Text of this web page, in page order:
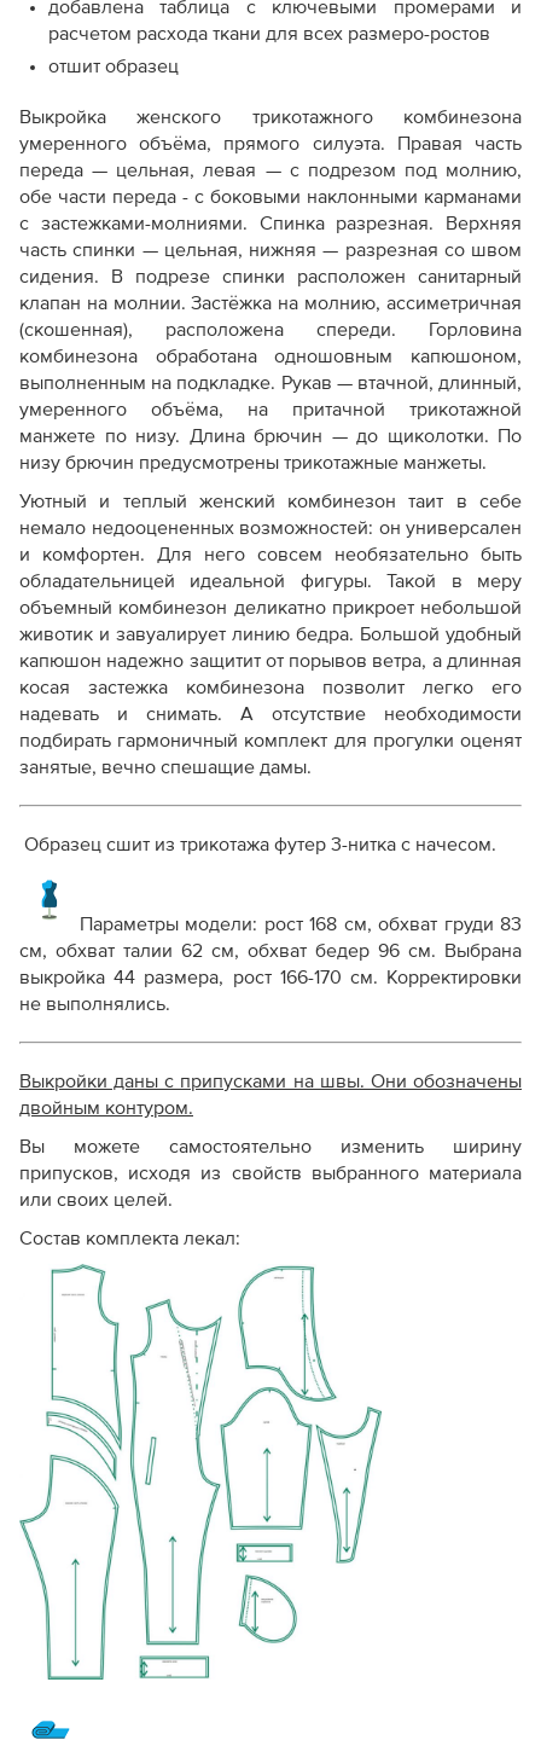
добавлена таблица с ключевыми промерами и
расчетом расхода ткани для всех размеро-ростов
отшит образец
Выкройка женского трикотажного комбинезона
умеренного объёма, прямого силуэта. Правая часть
переда — цельная, левая — с подрезом под молнию,
обе части переда - с боковыми наклонными карманами
с застежками-молниями. Спинка разрезная. Верхняя
часть спинки — цельная, нижняя — разрезная со швом
сидения. В подрезе спинки расположен санитарный
клапан на молнии. Застёжка на молнию, ассиметричная
(скошенная), расположена спереди. Горловина
комбинезона обработана одношовным капюшоном,
выполненным на подкладке. Рукав — втачной, длинный,
умеренного объёма, на притачной трикотажной
манжете по низу. Длина брючин — до щиколотки. По
низу брючин предусмотрены трикотажные манжеты.
Уютный и теплый женский комбинезон таит в себе
немало недооцененных возможностей: он универсален
и комфортен. Для него совсем необязательно быть
обладательницей идеальной фигуры. Такой в меру
объемный комбинезон деликатно прикроет небольшой
животик и завуалирует линию бедра. Большой удобный
капюшон надежно защитит от порывов ветра, а длинная
косая застежка комбинезона позволит легко его
надевать и снимать. А отсутствие необходимости
подбирать гармоничный комплект для прогулки оценят
занятые, вечно спешащие дамы.
Образец сшит из трикотажа футер 3-нитка с начесом.
Параметры модели: рост 168 см, обхват груди 83
см, обхват талии 62 см, обхват бедер 96 см. Выбрана
выкройка 44 размера, рост 166-170 см. Корректировки
не выполнялись.
Выкройки даны с припусками на швы. Они обозначены
двойным контуром.
Вы можете самостоятельно изменить ширину
припусков, исходя из свойств выбранного материала
или своих целей.
Состав комплекта лекал: